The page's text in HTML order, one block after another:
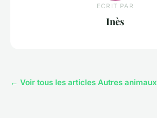
ECRIT PAR
Inès
← Voir tous les articles Autres animaux